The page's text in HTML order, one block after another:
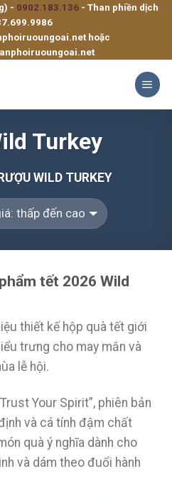
- 0902.183.136 - Than phiền dịch
hoặc
Turkey
WILD TURKEY
tết 2026 Wild
thiết kế hộp quà tết giới
trưng cho may mắn và
lễ hội.
Your Spirit”, phiên bản
và cá tính đậm chất
quà ý nghĩa dành cho
và dám theo đuổi hành